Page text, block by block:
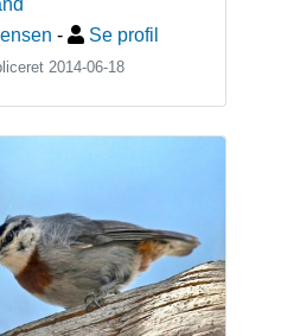
- Se profil
2014-06-18